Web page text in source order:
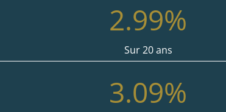
2.99%
Sur 20 ans
3.09%